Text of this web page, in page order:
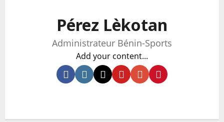
Pérez Lèkotan
Administrateur Bénin-Sports
Add your content...